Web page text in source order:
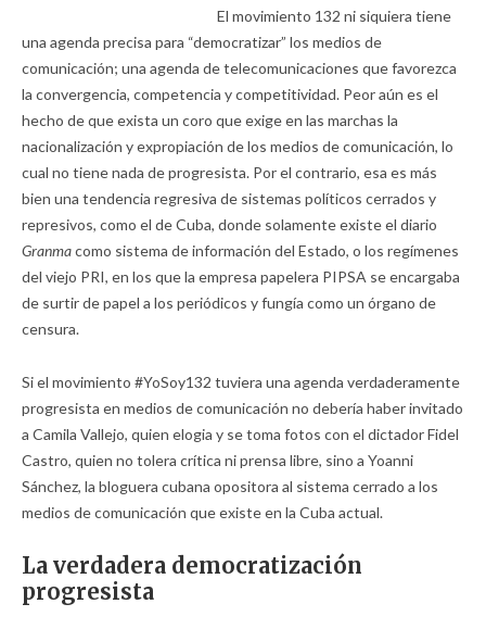
El movimiento 132 ni siquiera tiene
una agenda precisa para “democratizar” los medios de
comunicación; una agenda de telecomunicaciones que favorezca
la convergencia, competencia y competitividad. Peor aún es el
hecho de que exista un coro que exige en las marchas la
nacionalización y expropiación de los medios de comunicación, lo
cual no tiene nada de progresista. Por el contrario, esa es más
bien una tendencia regresiva de sistemas políticos cerrados y
represivos, como el de Cuba, donde solamente existe el diario
Granmacomo sistema de información del Estado, o los regímenes
del viejo PRI, en los que la empresa papelera PIPSA se encargaba
de surtir de papel a los periódicos y fungía como un órgano de
censura.
Si el movimiento #YoSoy132 tuviera una agenda verdaderamente
progresista en medios de comunicación no debería haber invitado
a Camila Vallejo, quien elogia y se toma fotos con el dictador Fidel
Castro, quien no tolera crítica ni prensa libre, sino a Yoanni
Sánchez, la bloguera cubana opositora al sistema cerrado a los
medios de comunicación que existe en la Cuba actual.
La verdadera democratización
progresista